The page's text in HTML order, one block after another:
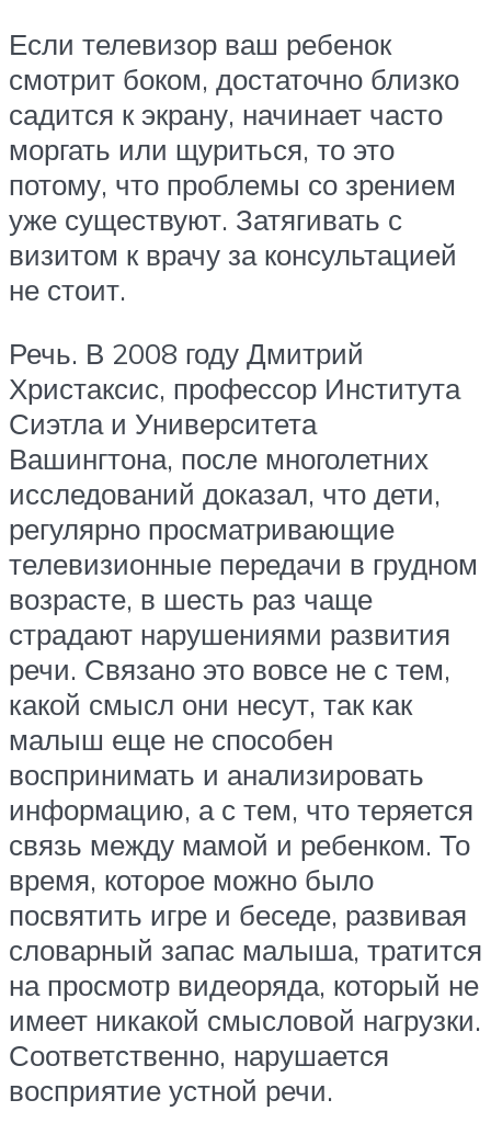
Если телевизор ваш ребенок
смотрит боком, достаточно близко
садится к экрану, начинает часто
моргать или щуриться, то это
потому, что проблемы со зрением
уже существуют. Затягивать с
визитом к врачу за консультацией
не стоит.
Речь. В 2008 году Дмитрий
Христаксис, профессор Института
Сиэтла и Университета
Вашингтона, после многолетних
исследований доказал, что дети,
регулярно просматривающие
телевизионные передачи в грудном
возрасте, в шесть раз чаще
страдают нарушениями развития
речи. Связано это вовсе не с тем,
какой смысл они несут, так как
малыш еще не способен
воспринимать и анализировать
информацию, а с тем, что теряется
связь между мамой и ребенком. То
время, которое можно было
посвятить игре и беседе, развивая
словарный запас малыша, тратится
на просмотр видеоряда, который не
имеет никакой смысловой нагрузки.
Соответственно, нарушается
восприятие устной речи.